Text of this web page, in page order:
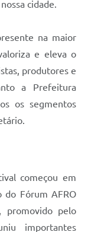
cidade.
na maior
e eleva o
produtores e
a Prefeitura
os segmentos
começou em
do Fórum AFRO
promovido pelo
importantes